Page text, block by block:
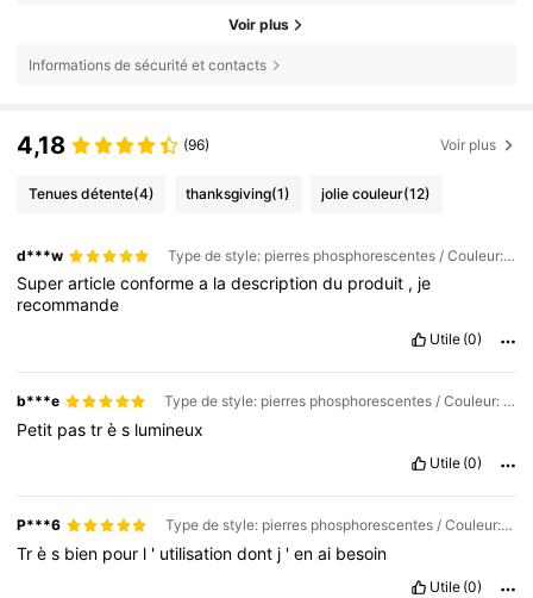
Voir plus
Informations de sécurité et contacts
4,18 (96) Voir plus
Tenues détente(4) thanksgiving(1) jolie couleur(12)
d***w Type de style: pierres phosphorescentes / Couleur: Multicolore / Taille: 10 pièces
Superarticleconformea ladescriptiondu produit , je
recommande
Utile (0)
b***e Type de style: pierres phosphorescentes / Couleur: Multicolore / Taille: 100 pièces
Petit pastrès lumineux
Utile (0)
P***6 Type de style: pierres phosphorescentes / Couleur: Multicolore / Taille: 100 pièces
Très bien pour l ' utilisationdont j 'enai besoin
Utile (0)